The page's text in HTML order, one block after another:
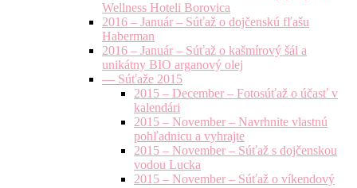
Wellness Hoteli Borovica
2016 – Január – Súťaž o dojčenskú fľašu
Haberman
2016 – Január – Súťaž o kašmírový šál a
unikátny BIO arganový olej
— Súťaže 2015
2015 – December – Fotosúťaž o účasť v
kalendári
2015 – November – Navrhnite vlastnú
pohľadnicu a vyhrajte
2015 – November – Súťaž s dojčenskou
vodou Lucka
2015 – November – Súťaž o víkendový